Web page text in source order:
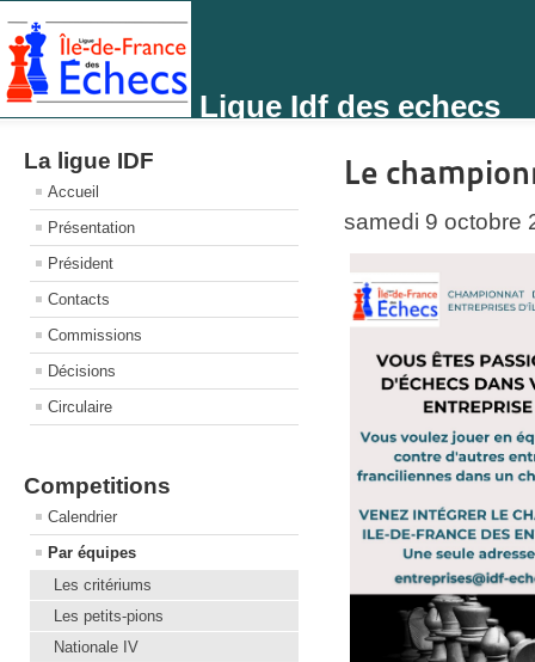
Ligue Idf des echecs
La ligue IDF
Accueil
Présentation
Président
Contacts
Commissions
Décisions
Circulaire
Competitions
Calendrier
Par équipes
Les critériums
Les petits-pions
Nationale IV
Le
samedi 9 octobre